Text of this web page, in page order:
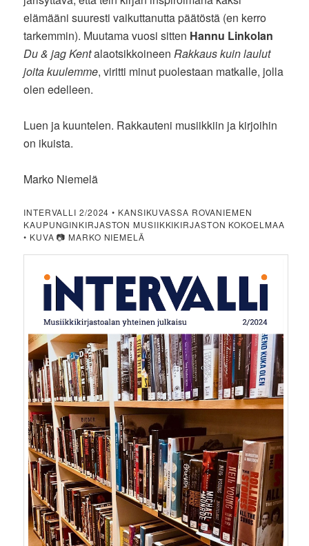
elämääni suuresti vaikuttanutta päätöstä (en kerro
tarkemmin). Muutama vuosi sitten Hannu Linkolan
Du & jag KentalaotsikkoineenRakkaus kuin laulut
joita kuulemme, viritti minut puolestaan matkalle, jolla
olen edelleen.
Luen ja kuuntelen. Rakkauteni musiikkiin ja kirjoihin
on ikuista.
Marko Niemelä
INTERVALLI 2/2024 • KANSIKUVASSA ROVANIEMEN
KAUPUNGINKIRJASTON MUSIIKKIKIRJASTON KOKOELMAA
• KUVA 📷 MARKO NIEMELÄ